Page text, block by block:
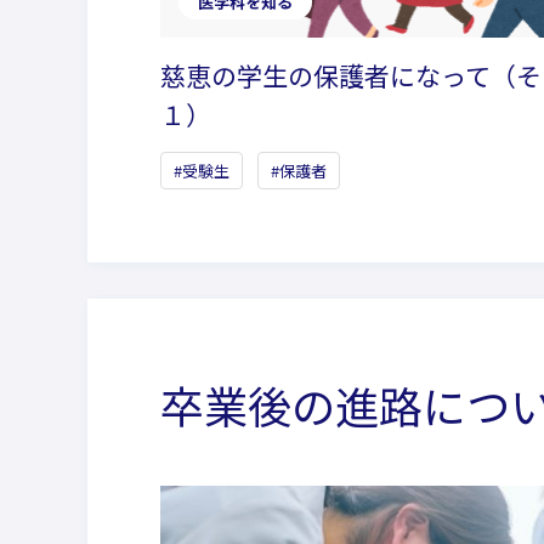
慈恵の学生の保護者になって（
１）
受験生 保護者
卒業後の進路につ